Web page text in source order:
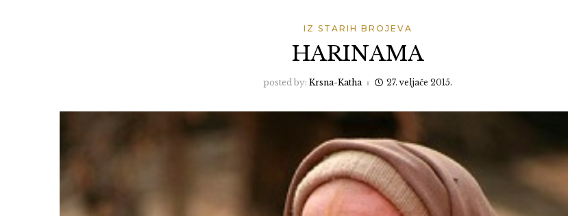
IZ STARIH BROJEVA
HARINAMA
posted by: Krsna-Katha 27. veljače 2015.